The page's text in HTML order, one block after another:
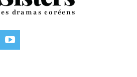
dramas coréens